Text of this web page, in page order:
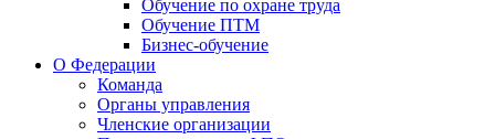
Обучение по охране труда
Обучение ПТМ
Бизнес-обучение
О Федерации
Команда
Органы управления
Членские организации